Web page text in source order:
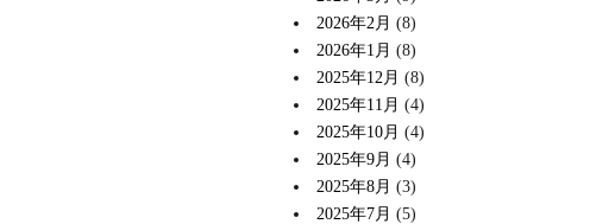
2026年2月 (8)
2026年1月 (8)
2025年12月 (8)
2025年11月 (4)
2025年10月 (4)
2025年9月 (4)
2025年8月 (3)
2025年7月 (5)